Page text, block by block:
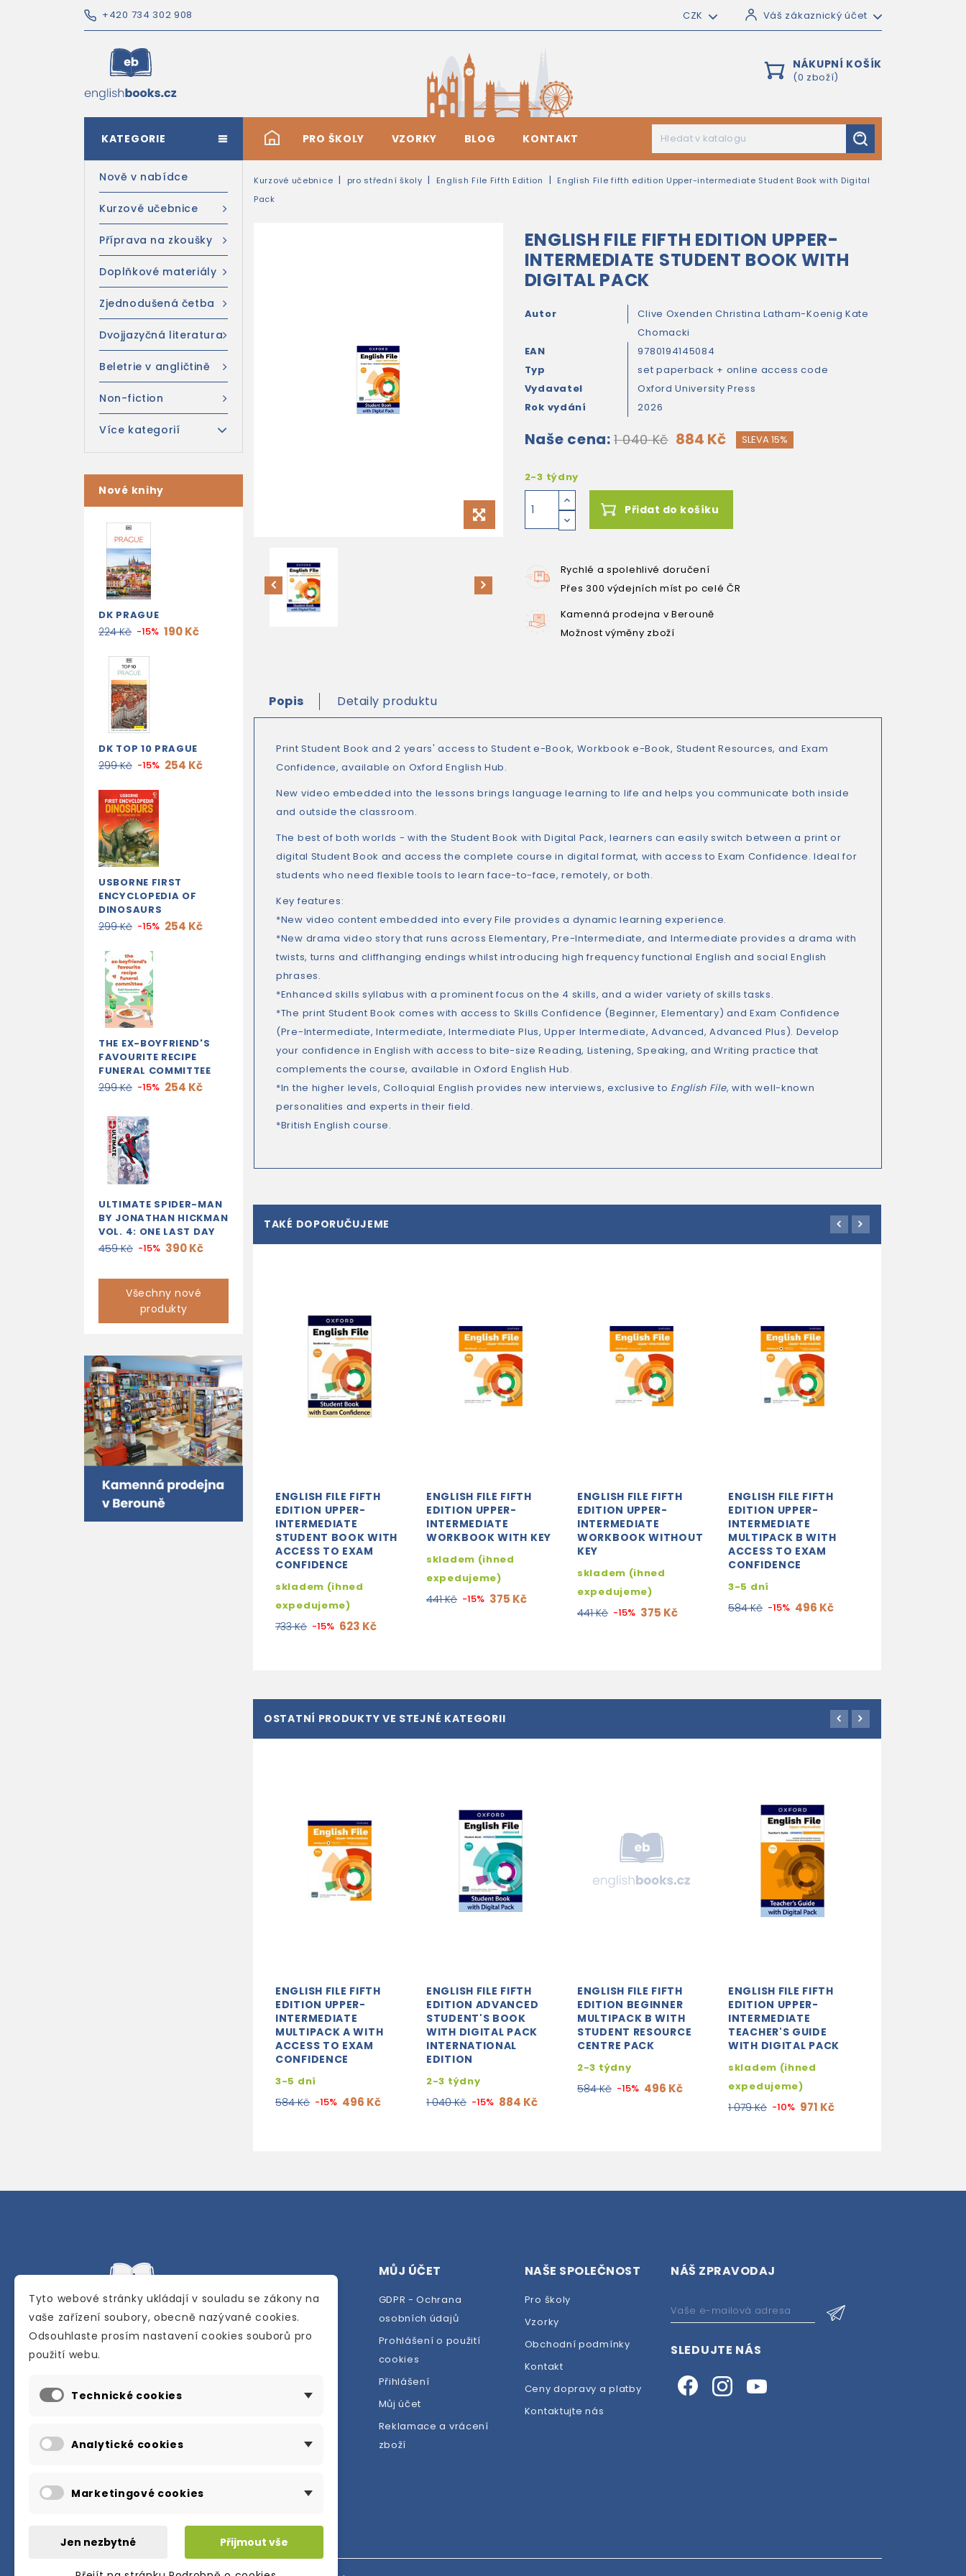
+420 734 302 908 CZK Váš zákaznický účet
NÁKUPNÍ KOŠÍK
(0 zboží)
# PRO ŠKOLY VZORKY BLOG KONTAKT
KATEGORIE
Nově v nabídce
Kurzové učebnice
Příprava na zkoušky
Doplňkové materiály
Zjednodušená četba
Dvojjazyčná literatura
Beletrie v angličtině
Non-fiction
Více kategorií
Nové knihy
DK PRAGUE
224 Kč -15% 190 Kč
DK TOP 10 PRAGUE
299 Kč -15% 254 Kč
USBORNE FIRST
ENCYCLOPEDIA OF
DINOSAURS
299 Kč -15% 254 Kč
THE EX-BOYFRIEND'S
FAVOURITE RECIPE
FUNERAL COMMITTEE
299 Kč -15% 254 Kč
ULTIMATE SPIDER-MAN
BY JONATHAN HICKMAN
VOL. 4: ONE LAST DAY
459 Kč -15% 390 Kč
Všechny nové
produkty
Kurzové učebnice pro střední školy English File Fifth Edition
English File fifth edition Upper-intermediate Student Book with Digital
Pack
ENGLISH FILE FIFTH EDITION UPPER-
INTERMEDIATE STUDENT BOOK WITH
DIGITAL PACK
Autor Clive OxendenChristina Latham-KoenigKate
Chomacki
EAN
9780194145084
Typ
set paperback + online access code
Vydavatel
Oxford University Press
Rok vydání
2026
Naše cena: 1 040 Kč 884 Kč SLEVA 15%
2-3 týdny
Přidat do košíku
Rychlé a spolehlivé doručení
Přes 300 výdejních míst po celé ČR
Kamenná prodejna v Berouně
Možnost výměny zboží
Popis Detaily produktu
Print Student Book and 2 years' access to Student e-Book, Workbook e-Book, Student Resources, and Exam
Confidence, available on Oxford English Hub.
New video embedded into the lessons brings language learning to life and helps you communicate both inside
and outside the classroom.
The best of both worlds - with the Student Book with Digital Pack, learners can easily switch between a print or
digital Student Book and access the complete course in digital format, with access to Exam Confidence. Ideal for
students who need flexible tools to learn face-to-face, remotely, or both.
Key features:
*New video content embedded into every File provides a dynamic learning experience.
*New drama video story that runs across Elementary, Pre-Intermediate, and Intermediate provides a drama with
twists, turns and cliffhanging endings whilst introducing high frequency functional English and social English
phrases.
*Enhanced skills syllabus with a prominent focus on the 4 skills, and a wider variety of skills tasks.
*The print Student Book comes with access to Skills Confidence (Beginner, Elementary) and Exam Confidence
(Pre-Intermediate, Intermediate, Intermediate Plus, Upper Intermediate, Advanced, Advanced Plus). Develop
your confidence in English with access to bite-size Reading, Listening, Speaking, and Writing practice that
complements the course, available in Oxford English Hub.
*In the higher levels, Colloquial English provides new interviews, exclusive to English File, with well-known
personalities and experts in their field.
*British English course.
TAKÉ DOPORUČUJEME
ENGLISH FILE FIFTH
EDITION UPPER-
INTERMEDIATE
STUDENT BOOK WITH
ACCESS TO EXAM
CONFIDENCE
skladem (ihned
expedujeme)
733 Kč -15% 623 Kč
ENGLISH FILE FIFTH
EDITION UPPER-
INTERMEDIATE
WORKBOOK WITH KEY
skladem (ihned
expedujeme)
441 Kč -15% 375 Kč
ENGLISH FILE FIFTH
EDITION UPPER-
INTERMEDIATE
WORKBOOK WITHOUT
KEY
skladem (ihned
expedujeme)
441 Kč -15% 375 Kč
ENGLISH FILE FIFTH
EDITION UPPER-
INTERMEDIATE
MULTIPACK B WITH
ACCESS TO EXAM
CONFIDENCE
3-5 dní
584 Kč -15% 496 Kč
OSTATNÍ PRODUKTY VE STEJNÉ KATEGORII
ENGLISH FILE FIFTH
EDITION UPPER-
INTERMEDIATE
MULTIPACK A WITH
ACCESS TO EXAM
CONFIDENCE
3-5 dní
584 Kč -15% 496 Kč
ENGLISH FILE FIFTH
EDITION ADVANCED
STUDENT'S BOOK
WITH DIGITAL PACK
INTERNATIONAL
EDITION
2-3 týdny
1 040 Kč -15% 884 Kč
ENGLISH FILE FIFTH
EDITION BEGINNER
MULTIPACK B WITH
STUDENT RESOURCE
CENTRE PACK
2-3 týdny
584 Kč -15% 496 Kč
ENGLISH FILE FIFTH
EDITION UPPER-
INTERMEDIATE
TEACHER'S GUIDE
WITH DIGITAL PACK
skladem (ihned
expedujeme)
1 079 Kč -10% 971 Kč
Internetové a kamenné knihkupectví se
anglického jazyka.
Karly Machové 48 Beroun 266 01
info@englishbooks.cz
MŮJ ÚČET
GDPR - Ochrana
osobních údajů
Prohlášení o použití
cookies
Přihlášení
Můj účet
Reklamace a vrácení
zboží
NAŠE SPOLEČNOST
Pro školy
Vzorky
Obchodní podmínky
Kontakt
Ceny dopravy a platby
Kontaktujte nás
NÁŠ ZPRAVODAJ
SLEDUJTE NÁS
Tyto webové stránky ukládají v souladu se zákony na
vaše zařízení soubory, obecně nazývané cookies.
Odsouhlaste prosím nastavení cookies souborů pro
použití webu.
Technické cookies
Analytické cookies
Marketingové cookies
Jen nezbytné Přijmout vše